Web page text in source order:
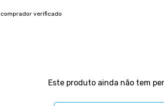
comprador verificado
Este produto ainda não tem